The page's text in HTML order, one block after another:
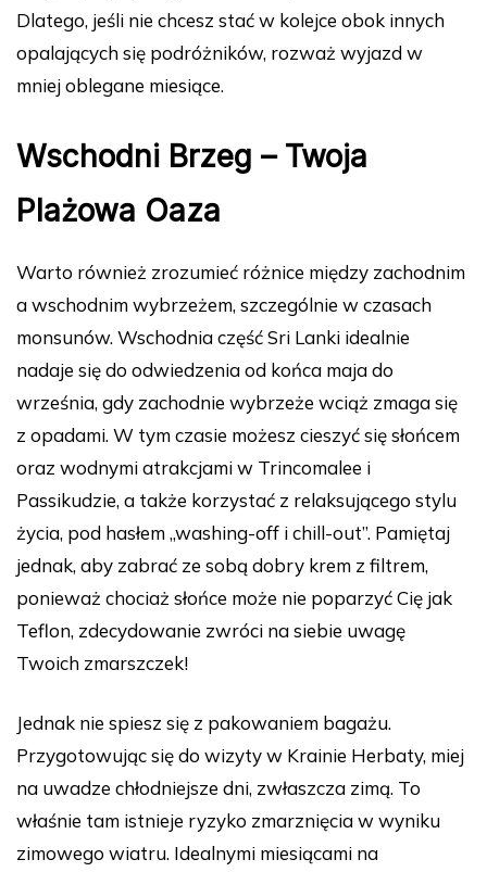
Dlatego, jeśli nie chcesz stać w kolejce obok innych
opalających się podróżników, rozważ wyjazd w
mniej oblegane miesiące.
Wschodni Brzeg – Twoja
Plażowa Oaza
Warto również zrozumieć różnice między zachodnim
a wschodnim wybrzeżem, szczególnie w czasach
monsunów. Wschodnia część Sri Lanki idealnie
nadaje się do odwiedzenia od końca maja do
września, gdy zachodnie wybrzeże wciąż zmaga się
z opadami. W tym czasie możesz cieszyć się słońcem
oraz wodnymi atrakcjami w Trincomalee i
Passikudzie, a także korzystać z relaksującego stylu
życia, pod hasłem „washing-off i chill-out”. Pamiętaj
jednak, aby zabrać ze sobą dobry krem z filtrem,
ponieważ chociaż słońce może nie poparzyć Cię jak
Teflon, zdecydowanie zwróci na siebie uwagę
Twoich zmarszczek!
Jednak nie spiesz się z pakowaniem bagażu.
Przygotowując się do wizyty w Krainie Herbaty, miej
na uwadze chłodniejsze dni, zwłaszcza zimą. To
właśnie tam istnieje ryzyko zmarznięcia w wyniku
zimowego wiatru. Idealnymi miesiącami na